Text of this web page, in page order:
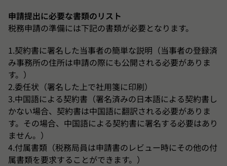
申請提出に必要な書類のリスト
税務申請の準備には下記の書類が必要となります。
1.契約書に署名した当事者の簡単な説明（当事者の登録済
み事務所の住所は申請の際にも公開される必要がありま
す。）
2.委任状（署名した上で社用箋に印刷）
3.中国語による契約書（署名済みの日本語による契約書し
かない場合、契約書は中国語に翻訳される必要がありま
す。その場合、中国語による契約書に署名する必要はあり
ません。）
4.付属書類（税務局員は申請書のレビュー時にその他の付
属書類を要求することができます。）